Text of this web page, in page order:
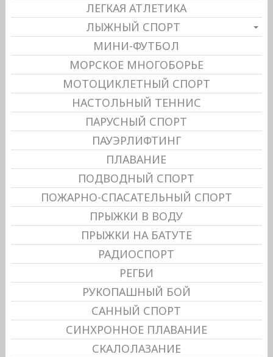
ЛЕГКАЯ АТЛЕТИКА
ЛЫЖНЫЙ СПОРТ
МИНИ-ФУТБОЛ
МОРСКОЕ МНОГОБОРЬЕ
МОТОЦИКЛЕТНЫЙ СПОРТ
НАСТОЛЬНЫЙ ТЕННИС
ПАРУСНЫЙ СПОРТ
ПАУЭРЛИФТИНГ
ПЛАВАНИЕ
ПОДВОДНЫЙ СПОРТ
ПОЖАРНО-СПАСАТЕЛЬНЫЙ СПОРТ
ПРЫЖКИ В ВОДУ
ПРЫЖКИ НА БАТУТЕ
РАДИОСПОРТ
РЕГБИ
РУКОПАШНЫЙ БОЙ
САННЫЙ СПОРТ
СИНХРОННОЕ ПЛАВАНИЕ
СКАЛОЛАЗАНИЕ